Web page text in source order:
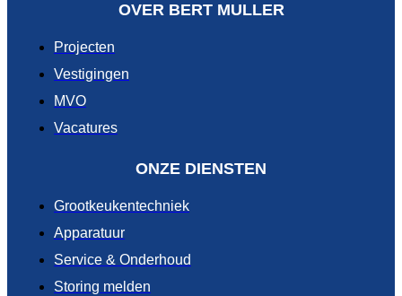
OVER BERT MULLER
Projecten
Vestigingen
MVO
Vacatures
ONZE DIENSTEN
Grootkeukentechniek
Apparatuur
Service & Onderhoud
Storing melden